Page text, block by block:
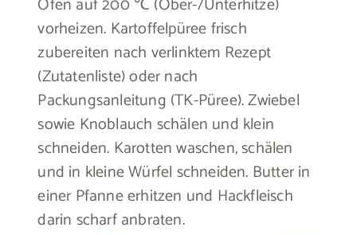
Ofen auf 200 ℃ (Ober-/Unterhitze)
vorheizen. Kartoffelpüree frisch
zubereiten nach verlinktem Rezept
(Zutatenliste) oder nach
Packungsanleitung (TK-Püree). Zwiebel
sowie Knoblauch schälen und klein
schneiden. Karotten waschen, schälen
und in kleine Würfel schneiden. Butter in
einer Pfanne erhitzen und Hackfleisch
darin scharf anbraten.